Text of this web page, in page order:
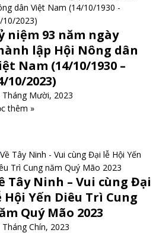
niệm 93 năm ngày
lập Hội Nông dân
Nam (14/10/1930 –
10/2023)
Tháng Mười, 2023
thêm »
Tây Ninh – Vui cùng Đại
Hội Yến Diêu Trì Cung
Quý Mão 2023
Tháng Chín, 2023